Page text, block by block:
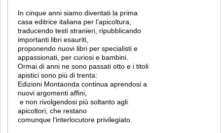
In cinque anni siamo diventati la prima
casa editrice italiana per l’apicoltura,
traducendo testi stranieri, ripubblicando
importanti libri esauriti,
proponendo nuovi libri per specialisti e
appassionati, per curiosi e bambini.
Ormai di anni ne sono passati otto e i titoli
apistici sono più di trenta:
Edizioni Montaonda continua aprendosi a
nuovi argomenti affini,
e non rivolgendosi più soltanto agli
apicoltori, che restano
comunque l'interlocutore privilegiato.